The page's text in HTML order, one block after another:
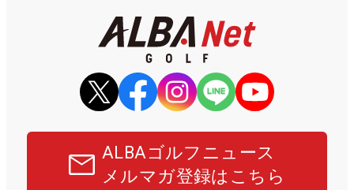
ALBAゴルフニュース
メルマガ登録はこちら